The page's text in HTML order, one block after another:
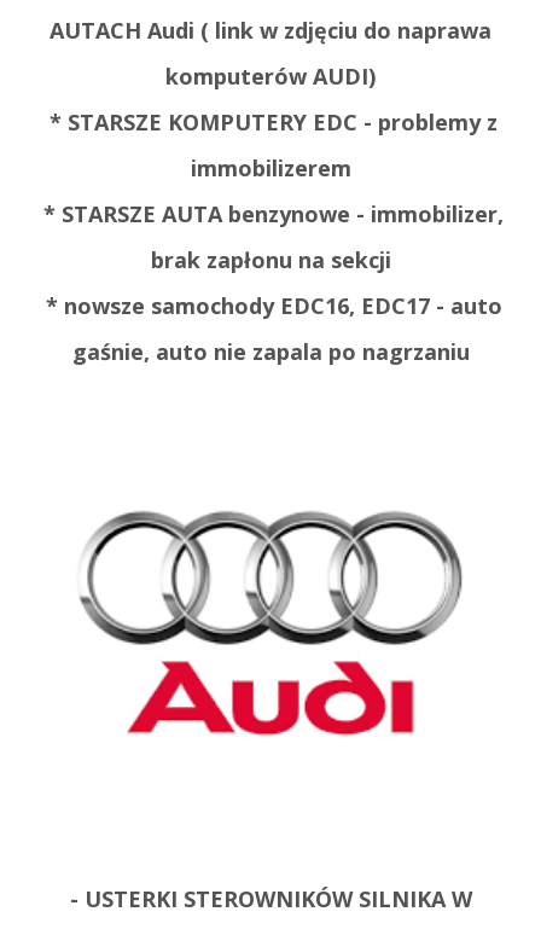
AUTACH Audi ( link w zdjęciu do naprawa
komputerów AUDI)
* STARSZE KOMPUTERY EDC - problemy z
immobilizerem
* STARSZE AUTA benzynowe - immobilizer,
brak zapłonu na sekcji
* nowsze samochody EDC16, EDC17 - auto
gaśnie, auto nie zapala po nagrzaniu
- USTERKI STEROWNIKÓW SILNIKA W